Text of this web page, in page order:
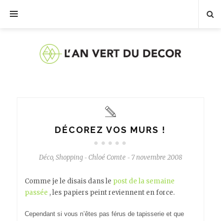
DÉCOREZ VOS MURS !
Déco, Shopping - Chloé Comte - 7 novembre 2008
Comme je le disais dans le post de la semaine
passée , les papiers peint reviennent en force.
Cependant si vous n’êtes pas férus de tapisserie et que